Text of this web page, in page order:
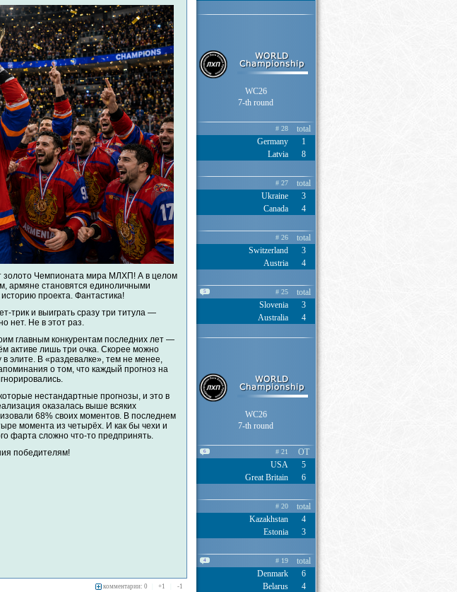
золото Чемпионата мира МЛХП! А в целом
армяне становятся единоличными
проекта. Фантастика!
трик и выиграть сразу три титула —
нет. Не в этот раз.
главным конкурентам последних лет —
активе лишь три очка. Скорее можно
элите. В «раздевалке», тем не менее,
о том, что каждый прогноз на
нестандартные прогнозы, и это в
оказалась выше всяких
68% своих моментов. В последнем
момента из четырёх. И как бы чехи и
фарта сложно что-то предпринять.
победителям!
комментарии: 0 +1 -1
WC26
7-th round
# 28
total
Germany
Latvia
1
8
# 27
total
Ukraine
Canada
3
4
# 26
total
Switzerland
Austria
3
4
5 # 25
total
Slovenia
Australia
3
4
WC26
7-th round
6 # 21
OT
USA
Great Britain
5
6
# 20
total
Kazakhstan
Estonia
4
3
4 # 19
total
Denmark
Belarus
6
4